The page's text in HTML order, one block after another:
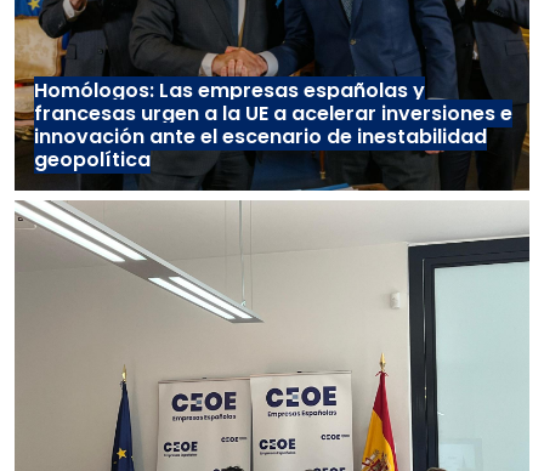
Homólogos: Las empresas españolas y
francesas urgen a la UE a acelerar inversiones e
innovación ante el escenario de inestabilidad
geopolítica